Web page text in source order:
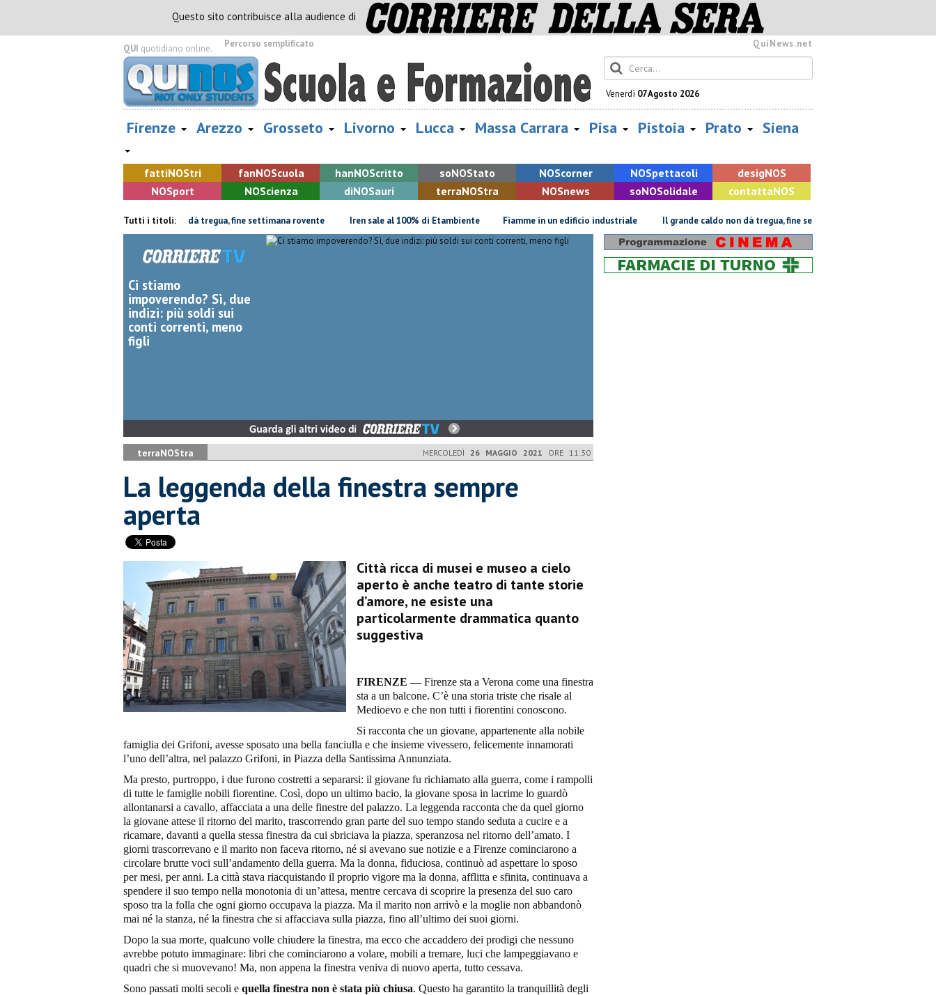
Questo sito contribuisce alla audience di
QUI quotidiano online. Percorso semplificato QuiNews.net
Venerdì 07 Agosto 2026
Firenze Arezzo Grosseto Livorno Lucca Massa Carrara Pisa Pistoia Prato Siena
fattiNOStri fanNOScuola hanNOScritto soNOStato NOScorner NOSpettacoli desigNOS
NOSport NOScienza diNOSauri terraNOStra NOSnews soNOSolidale contattaNOS
Tutti i titoli:
Il grande caldo non dà tregua, fine settimana rovente Iren sale al 100% di Etambiente Fiamme in un edificio industriale Il grande caldo non dà tregua, fine settimana rovente
Ci stiamo
impoverendo? Sì, due
indizi: più soldi sui
conti correnti, meno
figli
terraNOStra MERCOLEDÌ 26 MAGGIO 2021 ORE 11:30
​La leggenda della finestra sempre
aperta
Città ricca di musei e museo a cielo
aperto è anche teatro di tante storie
d’amore, ne esiste una
particolarmente drammatica quanto
suggestiva
FIRENZE —Firenze sta a Verona come una finestra
sta a un balcone. C’è una storia triste che risale al
Medioevo e che non tutti i fiorentini conoscono.
Si racconta che un giovane, appartenente alla nobile
famiglia dei Grifoni, avesse sposato una bella fanciulla e che insieme vivessero, felicemente innamorati
l’uno dell’altra, nel palazzo Grifoni, in Piazza della Santissima Annunziata.
Ma presto, purtroppo, i due furono costretti a separarsi: il giovane fu richiamato alla guerra, come i rampolli
di tutte le famiglie nobili fiorentine. Così, dopo un ultimo bacio, la giovane sposa in lacrime lo guardò
allontanarsi a cavallo, affacciata a una delle finestre del palazzo. La leggenda racconta che da quel giorno
la giovane attese il ritorno del marito, trascorrendo gran parte del suo tempo stando seduta a cucire e a
ricamare, davanti a quella stessa finestra da cui sbriciava la piazza, speranzosa nel ritorno dell’amato. I
giorni trascorrevano e il marito non faceva ritorno, né si avevano sue notizie e a Firenze cominciarono a
circolare brutte voci sull’andamento della guerra. Ma la donna, fiduciosa, continuò ad aspettare lo sposo
per mesi, per anni. La città stava riacquistando il proprio vigore ma la donna, afflitta e sfinita, continuava a
spendere il suo tempo nella monotonia di un’attesa, mentre cercava di scoprire la presenza del suo caro
sposo tra la folla che ogni giorno occupava la piazza. Ma il marito non arrivò e la moglie non abbandonò
mai né la stanza, né la finestra che si affacciava sulla piazza, fino all’ultimo dei suoi giorni.
Dopo la sua morte, qualcuno volle chiudere la finestra, ma ecco che accaddero dei prodigi che nessuno
avrebbe potuto immaginare: libri che cominciarono a volare, mobili a tremare, luci che lampeggiavano e
quadri che si muovevano! Ma, non appena la finestra veniva di nuovo aperta, tutto cessava.
Sono passati molti secoli e quella finestra non è stata più chiusa. Questo ha garantito la tranquillità degli